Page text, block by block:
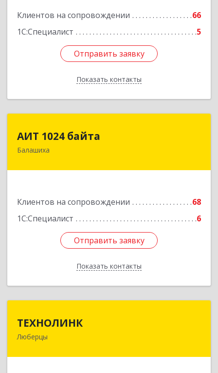
Клиентов на сопровождении
66
1С:Специалист
5
Отправить заявку
Показать контакты
Отправить заявку
Назад
АИТ 1024 байта
Балашиха
Клиентов на сопровождении
68
1С:Специалист
6
Отправить заявку
Показать контакты
143909, Московская обл, Балашиха г, Солнечная
Отправить заявку
Назад
ТЕХНОЛИНК
Люберцы
140014, г.Люберцы, Октябрьский просп., д.373